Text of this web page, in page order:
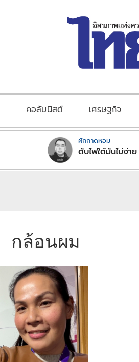
คอลัมนิสต์ เศรษฐกิจ
ผักกาดหอม
ดับไฟใต้มันไม่ง่าย
กล้อนผม